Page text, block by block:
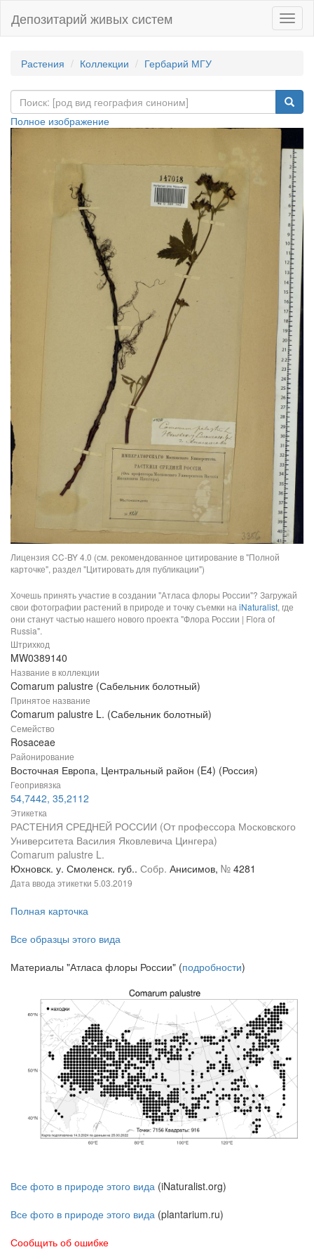
Депозитарий живых систем
Растения Коллекции Гербарий МГУ
Полное изображение
Лицензия CC-BY 4.0 (см. рекомендованное цитирование в "Полной
карточке", раздел "Цитировать для публикации")
Хочешь принять участие в создании "Атласа флоры России"? Загружай
свои фотографии растений в природе и точку съемки на iNaturalist, где
они станут частью нашего нового проекта "Флора России | Flora of
Russia".
Штрихкод
MW0389140
Название в коллекции
Comarum palustre (Сабельник болотный)
Принятое название
Comarum palustre L. (Сабельник болотный)
Семейство
Rosaceae
Районирование
Восточная Европа, Центральный район (E4) (Россия)
Геопривязка
54,7442, 35,2112
Этикетка
РАСТЕНИЯ СРЕДНЕЙ РОССИИ (От профессора Московского
Университета Василия Яковлевича Цингера)
Comarum palustre L.
Юхновск. у. Смоленск. губ.. Собр. Анисимов, № 4281
Дата ввода этикетки 5.03.2019
Полная карточка
Все образцы этого вида
Материалы "Атласа флоры России" (подробности)
Все фото в природе этого вида (iNaturalist.org)
Все фото в природе этого вида (plantarium.ru)
Сообщить об ошибке